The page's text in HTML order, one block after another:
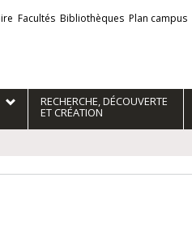
Facultés Bibliothèques Plan campus
RECHERCHE, DÉCOUVERTE
ET CRÉATION